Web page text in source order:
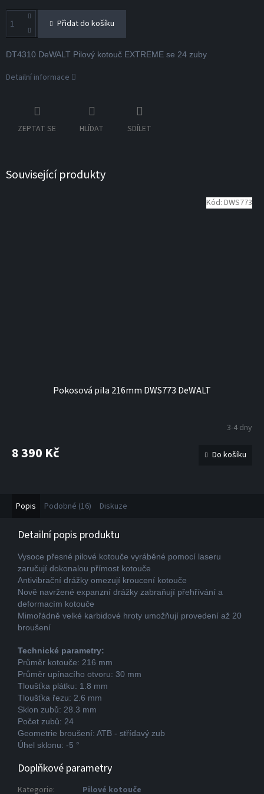
Přidat do košíku
DT4310 DeWALT Pilový kotouč EXTREME se 24 zuby
Detailní informace
ZEPTAT SE HLÍDAT SDÍLET
Související produkty
Pokosová pila 216mm DWS773 DeWALT
3-4 dny
8 390 Kč Do košíku
Kód: DWS773
Popis Podobné (16) Diskuze
Detailní popis produktu
Vysoce přesné pilové kotouče vyráběné pomocí laseru
zaručují dokonalou přímost kotouče
Antivibrační drážky omezují kroucení kotouče
Nově navržené expanzní drážky zabraňují přehřívání a
deformacím kotouče
Mimořádně velké karbidové hroty umožňují provedení až 20
broušení
Technické parametry:
Průměr kotouče: 216 mm
Průměr upínacího otvoru: 30 mm
Tloušťka plátku: 1.8 mm
Tloušťka řezu: 2.6 mm
Sklon zubů: 28.3 mm
Počet zubů: 24
Geometrie broušení: ATB - střídavý zub
Úhel sklonu: -5 °
Doplňkové parametry
Kategorie:
Pilové kotouče